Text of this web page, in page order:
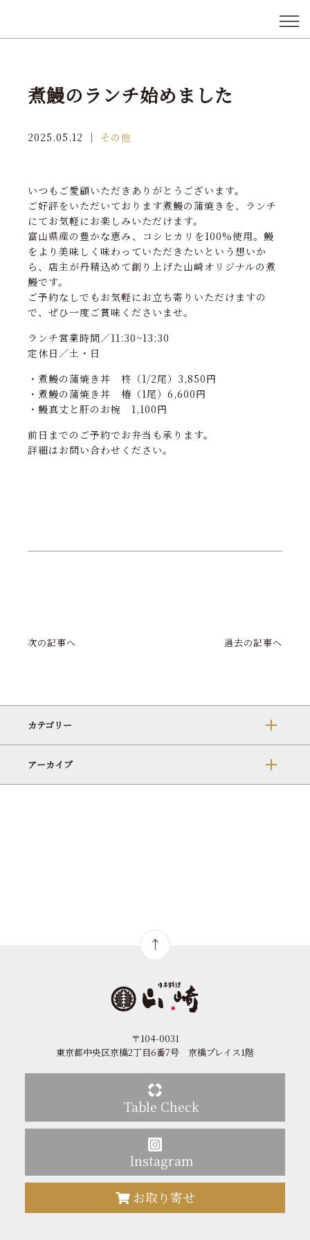
煮鰻のランチ始めました
2025.05.12 ｜ その他
いつもご愛顧いただきありがとうございます。
ご好評をいただいております煮鰻の蒲焼きを、ランチ
にてお気軽にお楽しみいただけます。
富山県産の豊かな恵み、コシヒカリを100%使用。鰻
をより美味しく味わっていただきたいという想いか
ら、店主が丹精込めて創り上げた山崎オリジナルの煮
鰻です。
ご予約なしでもお気軽にお立ち寄りいただけますの
で、ぜひ一度ご賞味くださいませ。
ランチ営業時間／11:30~13:30
定休日／土・日
・煮鰻の蒲焼き丼 柊（1/2尾）3,850円
・煮鰻の蒲焼き丼 椿（1尾）6,600円
・鰻真丈と肝のお椀 1,100円
前日までのご予約でお弁当も承ります。
詳細はお問い合わせください。
次の記事へ 過去の記事へ
カテゴリー
アーカイブ
〒104-0031
東京都中央区京橋2丁目6番7号 京橋プレイス1階
Table Check
Instagram
お取り寄せ